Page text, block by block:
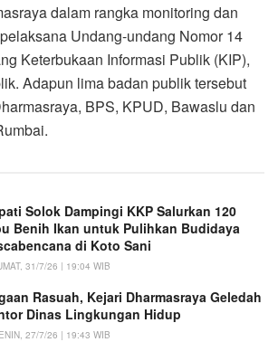
dalam rangka monitoring dan
Undang-undang Nomor 14
Keterbukaan Informasi Publik (KIP),
Adapun lima badan publik tersebut
BPS, KPUD, Bawaslu dan
Solok Dampingi KKP Salurkan 120
Benih Ikan untuk Pulihkan Budidaya
di Koto Sani
31/7/26 | 19:04 WIB
Rasuah, Kejari Dharmasraya Geledah
Dinas Lingkungan Hidup
27/7/26 | 19:43 WIB